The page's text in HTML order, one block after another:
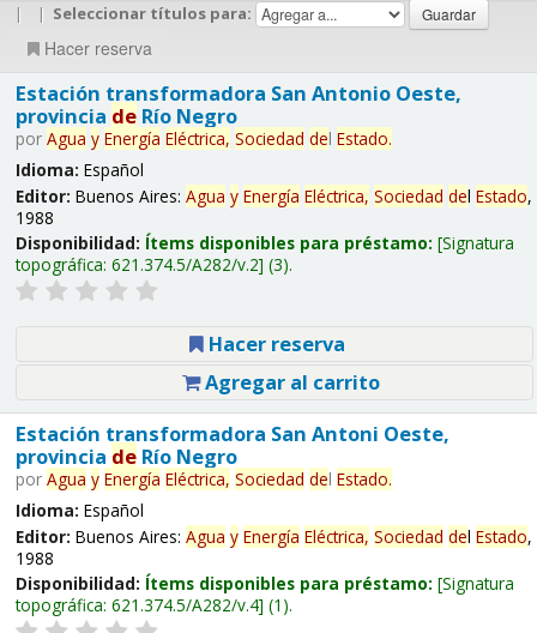
| | Seleccionar títulos para:
Hacer reserva
Estación transformadora San Antonio Oeste,
provincia deRío Negro
por Agua y Energía Eléctrica, Sociedad del Estado.
Idioma: Español
Editor: Buenos Aires: Agua y Energía Eléctrica, Sociedad del Estado,
1988
Disponibilidad: Ítems disponibles para préstamo: Signatura
topográfica: 621.374.5/A282/v.2 (3).
Hacer reserva
Agregar al carrito
Estación transformadora San Antoni Oeste,
provincia deRío Negro
por Agua y Energía Eléctrica, Sociedad del Estado.
Idioma: Español
Editor: Buenos Aires: Agua y Energía Eléctrica, Sociedad del Estado,
1988
Disponibilidad: Ítems disponibles para préstamo: Signatura
topográfica: 621.374.5/A282/v.4 (1).